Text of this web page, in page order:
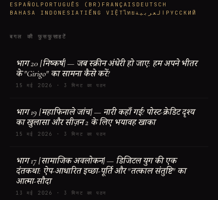
ESPAÑOL PORTUGUÊS (BR) FRANÇAIS DEUTSCH
BAHASA INDONESIA TIẾNG VIỆTไทย العربية РУССКИЙ
बगल की फुसफुसाहटें
भाग 20 [निष्कर्ष] — जब स्क्रीन अंधेरी हो जाए: हम अपने भीतर
के "Girigo" का सामना कैसे करें?
15 मई 2026 · 3 मिनट का पठन
भाग 19 [महाफिनाले जांच] — नारी कहाँ गई? पोस्ट-क्रेडिट दृश्य
का खुलासा और सीज़न 2 के लिए भयावह खाका
15 मई 2026 · 3 मिनट का पठन
भाग 17 [सामाजिक अवलोकन] — डिजिटल युग की एक
दंतकथा: ऐप-आधारित इच्छा-पूर्ति और "तत्काल संतुष्टि" का
आत्मा-सौदा
13 मई 2026 · 3 मिनट का पठन